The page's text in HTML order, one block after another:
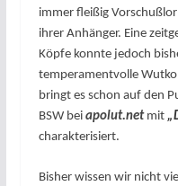
immer fleißig
ihrer Anhänger. Eine
Köpfe konnte jedoch
temperamentvolle
bringt es schon auf den
BSW bei apolut.netmit
charakterisiert.
Bisher wissen wir nicht